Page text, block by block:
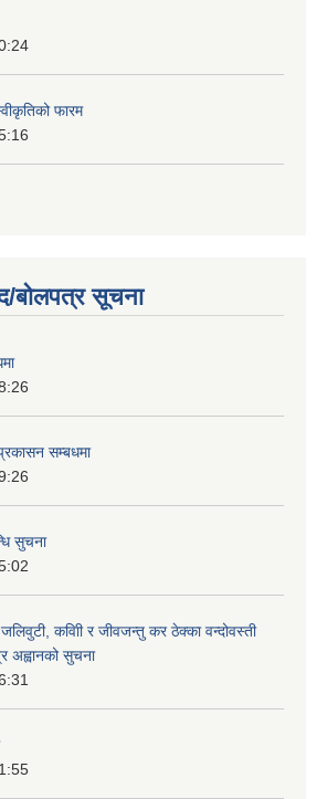
फारम
बोलपत्र सूचना
सम्बधमा
सुचना
कवािी र जीवजन्तु कर ठेक्का वन्दोवस्ती
अह्वानको सुचना